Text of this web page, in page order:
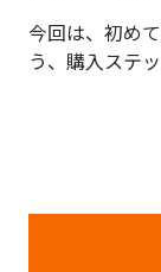
今回は、初め
う、購入ステ